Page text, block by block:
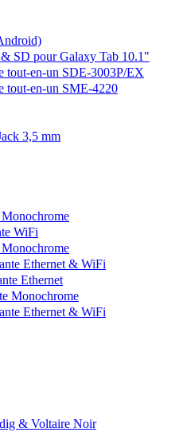
SD pour Galaxy Tab 10.1"
tout-en-un SDE-3003P/EX
tout-en-un SME-4220
3,5 mm
WiFi
Ethernet & WiFi
Ethernet
Monochrome
Ethernet & WiFi
& Voltaire Noir